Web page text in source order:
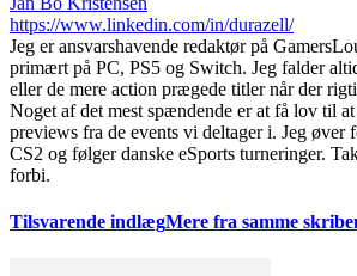
https://www.linkedin.com/in/durazell/
Jeg er ansvarshavende redaktør på
primært på PC, PS5 og Switch. Jeg falder
eller de mere action prægede titler når der
Noget af det mest spændende er at få lov til
previews fra de events vi deltager i. Jeg øver
CS2 og følger danske eSports turneringer.
forbi.
Tilsvarende indlægMere fra samme